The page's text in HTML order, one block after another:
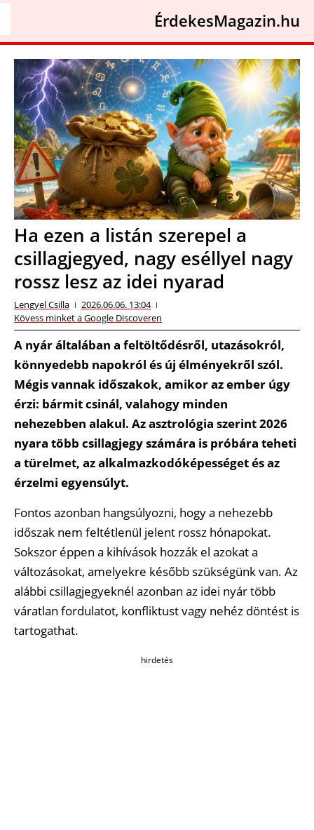
ÉrdekesMagazin.hu
Ha ezen a listán szerepel a
csillagjegyed, nagy eséllyel nagy
rossz lesz az idei nyarad
Lengyel Csilla
2026.06.06. 13:04
Kövess minket a Google Discoveren
A nyár általában a feltöltődésről, utazásokról,
könnyedebb napokról és új élményekről szól.
Mégis vannak időszakok, amikor az ember úgy
érzi: bármit csinál, valahogy minden
nehezebben alakul. Az asztrológia szerint 2026
nyara több csillagjegy számára is próbára teheti
a türelmet, az alkalmazkodóképességet és az
érzelmi egyensúlyt.
Fontos azonban hangsúlyozni, hogy a nehezebb
időszak nem feltétlenül jelent rossz hónapokat.
Sokszor éppen a kihívások hozzák el azokat a
változásokat, amelyekre később szükségünk van. Az
alábbi csillagjegyeknél azonban az idei nyár több
váratlan fordulatot, konfliktust vagy nehéz döntést is
tartogathat.
hirdetés